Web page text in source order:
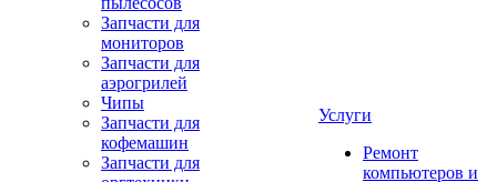
Запчасти для
мониторов
Запчасти для
аэрогрилей
Чипы
Запчасти для
кофемашин
Запчасти для
Услуги
Ремонт
компьютеров и